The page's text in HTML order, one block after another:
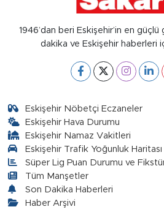
1946’dan beri Eskişehir’in en
dakika ve Eskişehir haberleri
Eskişehir Nöbetçi Eczaneler
Eskişehir Hava Durumu
Eskişehir Namaz Vakitleri
Eskişehir Trafik Yoğunluk Haritası
Süper Lig Puan Durumu ve
Tüm Manşetler
Son Dakika Haberleri
Haber Arşivi